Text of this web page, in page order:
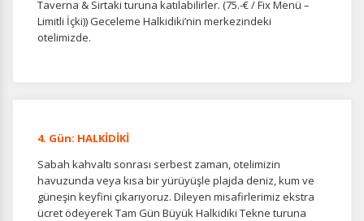
devre dışı bırakılamaz.
ölçeriz. Hangi sayfaların popüler olduğunu ve
yardımcı olur.
Taverna & Sirtaki turuna katılabilirler. (75.-€ / Fix Menü –
Limitli İçki)) Geceleme Halkidiki’nin merkezindeki
otelimizde.
4. Gün: HALKİDİKİ
Sabah kahvaltı sonrası serbest zaman, otelimizin
havuzunda veya kısa bir yürüyüşle plajda deniz, kum ve
güneşin keyfini çıkarıyoruz. Dileyen misafirlerimiz ekstra
ücret ödeyerek Tam Gün Büyük Halkidiki Tekne turuna